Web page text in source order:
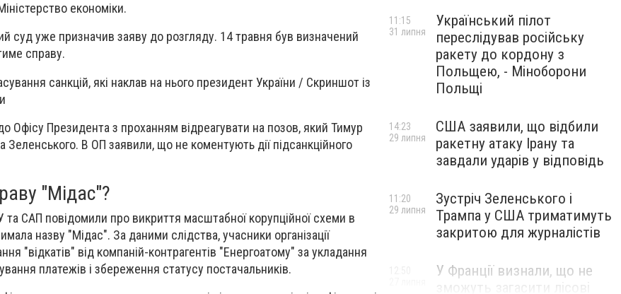
економіки.
суд уже призначив заяву до розгляду. 14 травня був визначений
справу.
санкцій, які наклав на нього президент України / Скриншот із
Офісу Президента з проханням відреагувати на позов, який Тимур
Зеленського. В ОП заявили, що не коментують дії підсанкційного
"Мідас"?
САП повідомили про викриття масштабної корупційної схеми в
назву "Мідас". За даними слідства, учасники організації
"відкатів" від компаній-контрагентів "Енергоатому" за укладання
платежів і збереження статусу постачальників.
Український пілот
переслідував російську
ракету до кордону з
Польщею, - Міноборони
Польщі
11:15
31 липня
США заявили, що відбили
ракетну атаку Ірану та
завдали ударів у відповідь
14:23
29 липня
Зустріч Зеленського і
Трампа у США триматимуть
закритою для журналістів
11:20
29 липня
У Франції визнали, що не